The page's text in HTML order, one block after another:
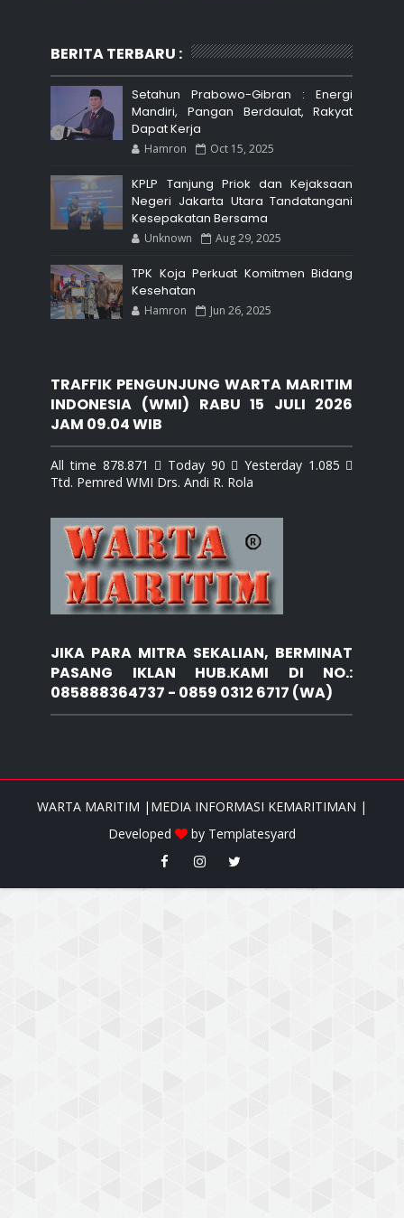
BERITA TERBARU :
Setahun Prabowo-Gibran : Energi
Mandiri, Pangan Berdaulat, Rakyat
Dapat Kerja
Hamron Oct 15, 2025
KPLP Tanjung Priok dan Kejaksaan
Negeri Jakarta Utara Tandatangani
Kesepakatan Bersama
Unknown Aug 29, 2025
TPK Koja Perkuat Komitmen Bidang
Kesehatan
Hamron Jun 26, 2025
TRAFFIK PENGUNJUNG WARTA MARITIM
INDONESIA (WMI) RABU 15 JULI 2026
JAM 09.04 WIB
All time 878.871  Today 90  Yesterday 1.085 
Ttd. Pemred WMI Drs. Andi R. Rola
JIKA PARA MITRA SEKALIAN, BERMINAT
PASANG IKLAN HUB.KAMI DI NO.:
085888364737 - 0859 0312 6717 (WA)
WARTA MARITIM |MEDIA INFORMASI KEMARITIMAN |
Developed
by Templatesyard